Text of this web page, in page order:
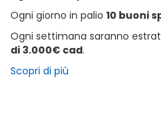
Ogni giorno in palio 10 buoni
Ogni settimana saranno
di 3.000€ cad.
Scopri di più